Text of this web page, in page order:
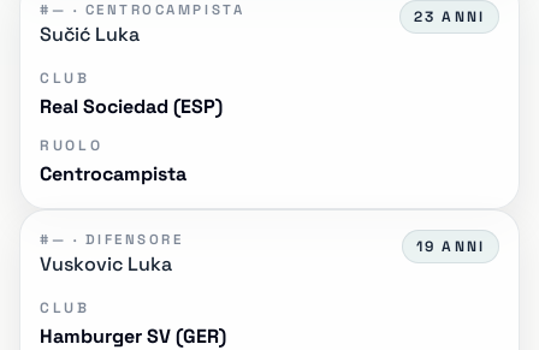
#— · CENTROCAMPISTA
Sučić Luka
23 ANNI
CLUB
Real Sociedad (ESP)
RUOLO
Centrocampista
#— · DIFENSORE
Vuskovic Luka
19 ANNI
CLUB
Hamburger SV (GER)